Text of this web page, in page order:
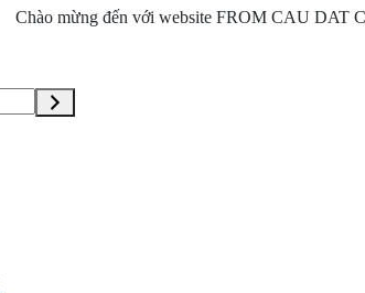
Chào mừng đến với website FROM CAU DAT